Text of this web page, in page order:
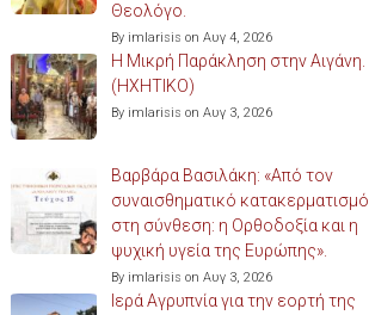
Θεολόγο.
By imlarisis on Αυγ 4, 2026
Η Μικρή Παράκληση στην Αιγάνη.
(ΗΧΗΤΙΚΟ)
By imlarisis on Αυγ 3, 2026
Βαρβάρα Βασιλάκη: «Από τον
συναισθηματικό κατακερματισμό
στη σύνθεση: η Ορθοδοξία και η
ψυχική υγεία της Ευρώπης».
By imlarisis on Αυγ 3, 2026
Ιερά Αγρυπνία για την εορτή της